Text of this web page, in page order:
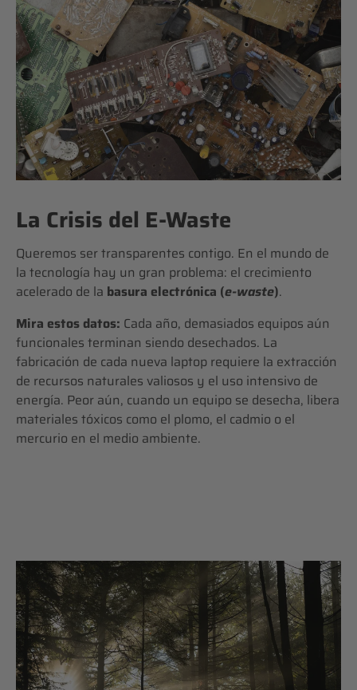
La Crisis del E-Waste
Queremos ser transparentes contigo. En el mundo de
la tecnología hay un gran problema: el crecimiento
acelerado de la basura electrónica (e-waste).
Mira estos datos: Cada año, demasiados equipos aún
funcionales terminan siendo desechados. La
fabricación de cada nueva laptop requiere la extracción
de recursos naturales valiosos y el uso intensivo de
energía. Peor aún, cuando un equipo se desecha, libera
materiales tóxicos como el plomo, el cadmio o el
mercurio en el medio ambiente.